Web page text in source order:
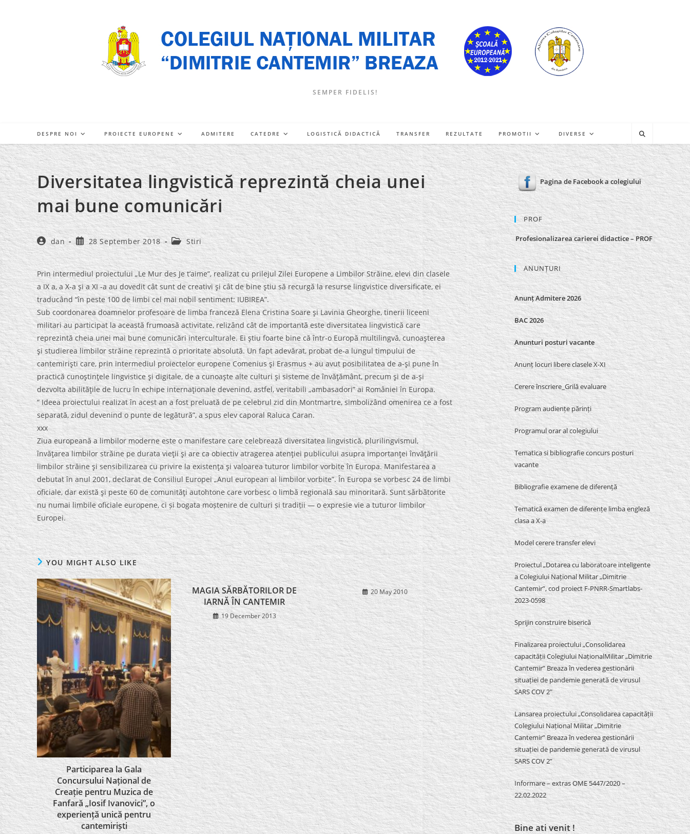
SEMPER FIDELIS!
DESPRE NOI PROIECTE EUROPENE ADMITERE CATEDRE LOGISTICĂ DIDACTICĂ TRANSFER REZULTATE PROMOTII DIVERSE
Diversitatea lingvistică reprezintă cheia unei
mai bune comunicări
Post
author:
dan
Post
published:
28 September 2018
Post
category:
Stiri
Prin intermediul proiectului „Le Mur des Je t’aime”, realizat cu prilejul Zilei Europene a Limbilor Străine, elevi din clasele
a IX a, a X-a şi a XI -a au dovedit cât sunt de creativi şi cât de bine ştiu să recurgă la resurse lingvistice diversificate, ei
traducând “în peste 100 de limbi cel mai nobil sentiment: IUBIREA”.
Sub coordonarea doamnelor profesoare de limba franceză Elena Cristina Soare şi Lavinia Gheorghe, tinerii liceeni
militari au participat la această frumoasă activitate, relizând cât de importantă este diversitatea lingvistică care
reprezintă cheia unei mai bune comunicări interculturale. Ei ştiu foarte bine că într-o Europă multilingvă, cunoaşterea
şi studierea limbilor străine reprezintă o prioritate absolută. Un fapt adevărat, probat de-a lungul timpului de
cantemirişti care, prin intermediul proiectelor europene Comenius şi Erasmus + au avut posibilitatea de a-şi pune în
practică cunoştinţele lingvistice şi digitale, de a cunoaşte alte culturi şi sisteme de învăţământ, precum şi de a-şi
dezvolta abilităţile de lucru în echipe internaţionale devenind, astfel, veritabili „ambasadori” ai României în Europa.
“ Ideea proiectului realizat în acest an a fost preluată de pe celebrul zid din Montmartre, simbolizând omenirea ce a fost
separată, zidul devenind o punte de legătură”, a spus elev caporal Raluca Caran.
xxx
Ziua europeană a limbilor moderne este o manifestare care celebrează diversitatea lingvistică, plurilingvismul,
învăţarea limbilor străine pe durata vieţii şi are ca obiectiv atragerea atenţiei publicului asupra importanţei învăţării
limbilor străine şi sensibilizarea cu privire la existenţa şi valoarea tuturor limbilor vorbite în Europa. Manifestarea a
debutat în anul 2001, declarat de Consiliul Europei „Anul european al limbilor vorbite”. În Europa se vorbesc 24 de limbi
oficiale, dar există şi peste 60 de comunităţi autohtone care vorbesc o limbă regională sau minoritară. Sunt sărbătorite
nu numai limbile oficiale europene, ci și bogata moștenire de culturi și tradiții — o expresie vie a tuturor limbilor
Europei.
YOU MIGHT ALSO LIKE
Participarea la Gala
Concursului Național de
Creație pentru Muzica de
Fanfară „Iosif Ivanovici”, o
experiență unică pentru
cantemiriști
MAGIA SĂRBĂTORILOR DE
IARNĂ ÎN CANTEMIR
19 December 2013
20 May 2010
Pagina de Facebook a colegiului
PROF
Profesionalizarea carierei didactice – PROF
ANUNȚURI
Anunț Admitere 2026
BAC 2026
Anunturi posturi vacante
Anunț locuri libere clasele X-XI
Cerere înscriere_Grilă evaluare
Program audiențe părinți
Programul orar al colegiului
Tematica si bibliografie concurs posturi
vacante
Bibliografie examene de diferență
Tematică examen de diferențe limba engleză
clasa a X-a
Model cerere transfer elevi
Proiectul „Dotarea cu laboratoare inteligente
a Colegiului Național Militar „Dimitrie
Cantemir”, cod proiect F-PNRR-Smartlabs-
2023-0598
Sprijin construire biserică
Finalizarea proiectului „Consolidarea
capacității Colegiului NaționalMilitar „Dimitrie
Cantemir” Breaza în vederea gestionării
situației de pandemie generată de virusul
SARS COV 2″
Lansarea proiectului „Consolidarea capacității
Colegiului Național Militar „Dimitrie
Cantemir” Breaza în vederea gestionării
situației de pandemie generată de virusul
SARS COV 2”
Informare – extras OME 5447/2020 –
22.02.2022
Bine ati venit !